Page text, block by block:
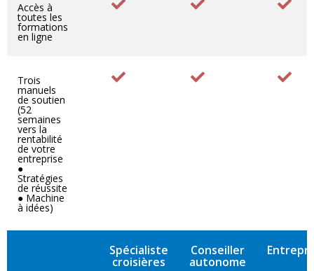
Accès à
toutes les
formations
en ligne
Trois
manuels
de soutien
(52
semaines
vers la
rentabilité
de votre
entreprise
●
Stratégies
de réussite
● Machine
à idées)
Spécialiste
croisières
Conseiller
autonome